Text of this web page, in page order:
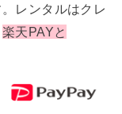
レンタルはクレ
楽天PAYと